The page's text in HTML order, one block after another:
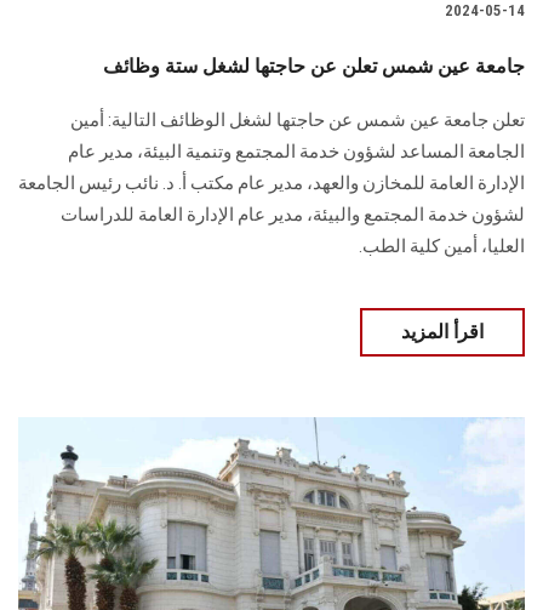
2024-05-14
جامعة عين شمس تعلن عن حاجتها لشغل ستة وظائف
تعلن جامعة عين شمس عن حاجتها لشغل الوظائف التالية:‏ أمين
الجامعة المساعد لشؤون خدمة المجتمع وتنمية البيئة، مدير عام
الإدارة العامة للمخازن والعهد، مدير عام مكتب أ. د. نائب رئيس الجامعة
لشؤون خدمة المجتمع والبيئة، مدير عام الإدارة العامة للدراسات
العليا، أمين كلية الطب.‏
اقرأ المزيد